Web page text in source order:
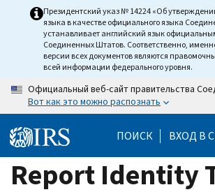
Президентский указ № 14224 «Об
языка в качестве официального языка
устанавливает английский язык
Соединенных Штатов. Соответственно,
версии всех документов являются
всей информации федерального уровня.
Официальный веб-сайт правительства
Вот как это можно распознать
ПОИСК ВХОД В
Report Identity